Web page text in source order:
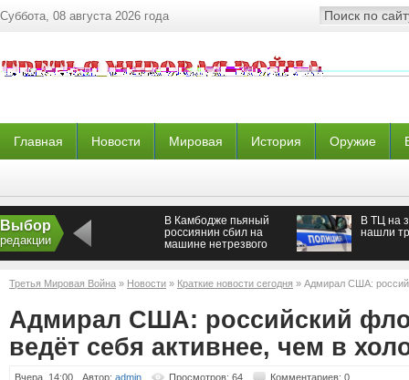
Суббота, 08 августа 2026 года
Главная Новости Мировая История Оружие
Выбор
редакции
В Камбодже пьяный
россиянин сбил на
машине нетрезвого
В ТЦ на
нашли
Третья Мировая Война » Новости » Краткие новости сегодня » Адмирал США:
активнее, чем в холодную войну
Адмирал США: российский
ведёт себя активнее, чем в
Вчера, 14:00 Автор: admin Просмотров: 64 Комментариев: 0